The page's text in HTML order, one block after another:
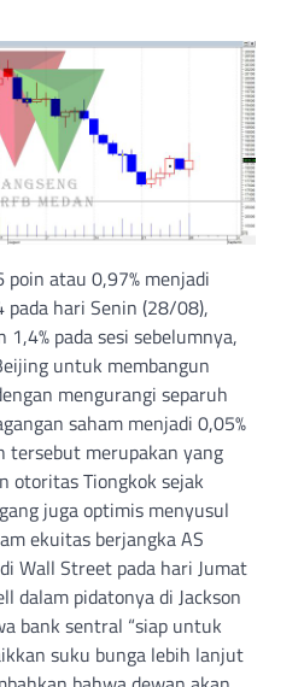
atau 0,97% menjadi
hari Senin (28/08),
pada sesi sebelumnya,
untuk membangun
mengurangi separuh
saham menjadi 0,05%
tersebut merupakan yang
otoritas Tiongkok sejak
juga optimis menyusul
ekuitas berjangka AS
Wall Street pada hari Jumat
dalam pidatonya di Jackson
bank sentral “siap untuk
suku bunga lebih lanjut